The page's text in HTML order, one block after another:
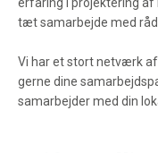
tæt samarbejde med
Vi har et stort netværk
gerne dine
samarbejder med din